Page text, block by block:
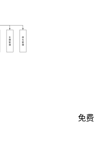
免费